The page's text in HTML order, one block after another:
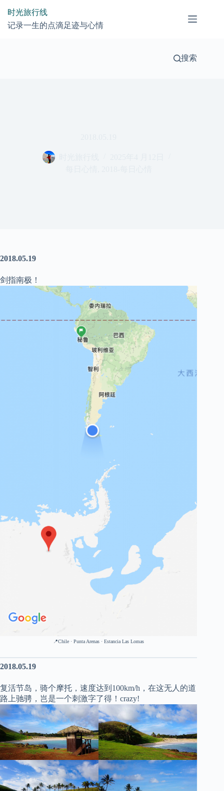
时光旅行线
记录一生的点滴足迹与心情
搜索
2018.05.19
剑指南极！
📍Chile · Punta Arenas · Estancia Las Lomas
2018.05.19
复活节岛，骑个摩托，速度达到100km/h，在这无人的道
路上驰骋，岂是一个刺激字了得！crazy!